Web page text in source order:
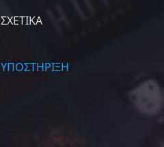
ΣΧΕΤΙΚΆ
ΥΠΟΣΤΗΡΙΞΗ